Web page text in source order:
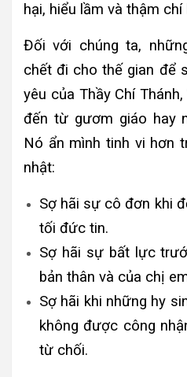
hại, hiểu lầm và thậm chí
Đối với chúng ta,
chết đi cho thế gian để
yêu của Thầy Chí
đến từ gươm giáo hay
Nó ẩn mình tinh vi hơn
nhật:
Sợ hãi sự cô đơn khi
tối đức tin.
Sợ hãi sự bất lực
bản thân và của chị
Sợ hãi khi những hy
không được công
từ chối.